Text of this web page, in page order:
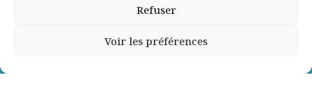
Refuser
Voir les préférences